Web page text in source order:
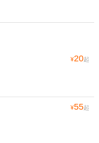
¥20起
¥55起